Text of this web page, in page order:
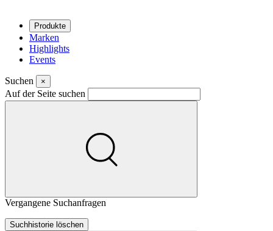
Produkte
Marken
Highlights
Events
Suchen ×
Auf der Seite suchen
Vergangene Suchanfragen
Suchhistorie löschen